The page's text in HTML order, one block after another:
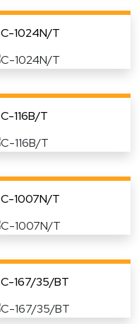
C-1024N/T
C-116B/T
C-1007N/T
C-167/35/BT